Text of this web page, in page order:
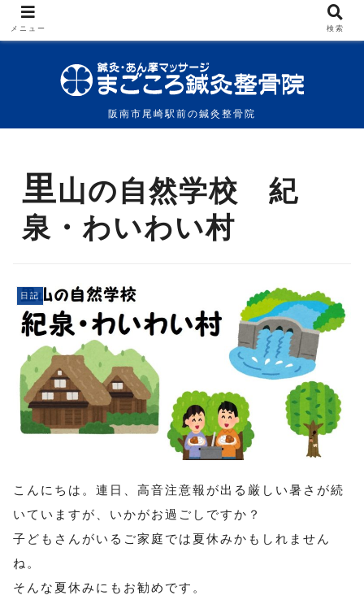
阪南市尾崎駅前の鍼灸整骨院
里山の自然学校 紀
泉・わいわい村
日記
こんにちは。連日、高音注意報が出る厳しい暑さが続
いていますが、いかがお過ごしですか？
子どもさんがいるご家庭では夏休みかもしれません
ね。
そんな夏休みにもお勧めです。
メニュー 検索